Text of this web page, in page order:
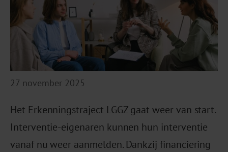
27 november 2025
Het Erkenningstraject LGGZ gaat weer van start.
Interventie-eigenaren kunnen hun interventie
vanaf nu weer aanmelden. Dankzij financiering